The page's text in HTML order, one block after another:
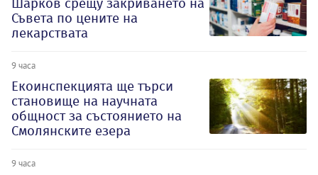
Шарков срещу закриването на
Съвета по цените на
лекарствата
9 часа
Екоинспекцията ще търси
становище на научната
общност за състоянието на
Смолянските езера
9 часа